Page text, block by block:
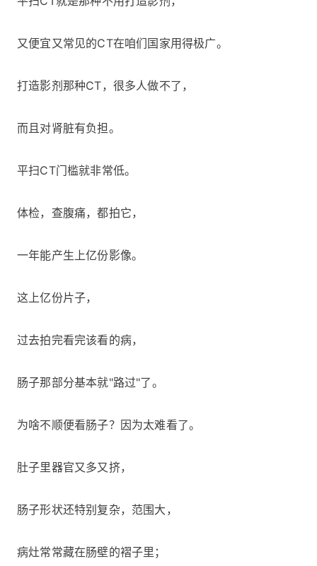
又便宜又常见的CT在咱们国家用得极广。
打造影剂那种CT，很多人做不了，
而且对肾脏有负担。
平扫CT门槛就非常低。
体检，查腹痛，都拍它，
一年能产生上亿份影像。
这上亿份片子，
过去拍完看完该看的病，
肠子那部分基本就"路过"了。
为啥不顺便看肠子？因为太难看了。
肚子里器官又多又挤，
肠子形状还特别复杂，范围大，
病灶常常藏在肠壁的褶子里；